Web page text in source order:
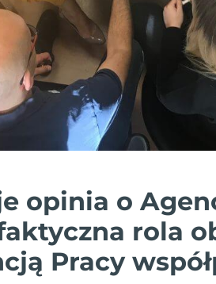
opinia o
rola
Pracy